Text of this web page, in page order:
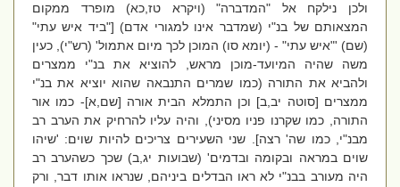
ולכן נילקח אל "המדברה" (ויקרא טז,כא) מופרד ממקום
המצאותם של בנ"י (שמדבר אינו למגורי אדם) ["ביד איש עתי"
(שם) '"איש עתי" - (יומא סו) המוכן לכך מיום אתמול' (רש"י), כעין
משה שהיה המיועד-מוכן מראש, להוציא את בנ"י ממצרים
ולהביא את התורה (כמו שמרים התנבאה שהוא יוציא את בנ"י
ממצרים [סוטה יב,ב] וכן התמלא הבית אורה [שם,א]- כמו אור
התורה, כמו שקרנו פניו מסיני), והיה עליו להרחיק את הערב רב
מבנ"י, כמו שה' רצה]. שני השעירים צריכים להיות שוים: 'שיהו
שוים במראה ובקומה ובדמים' (שבועות יג,ב) שכך כשהערב רב
היה מעורב בבנ"י לא ראו הבדלים ביניהם, שנראו אותו דבר, ורק